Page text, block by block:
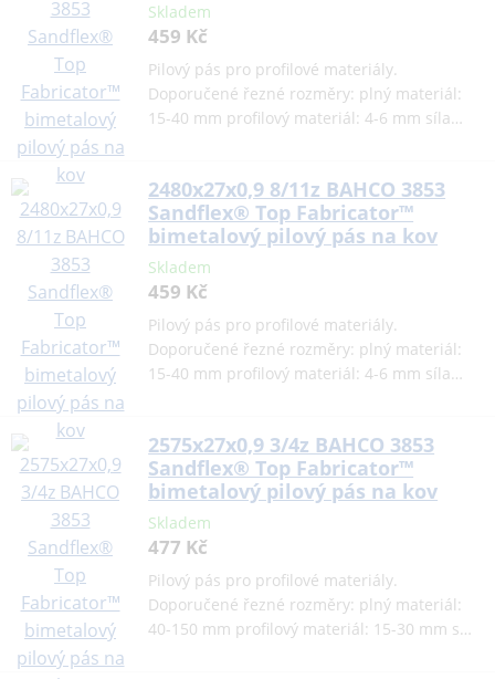
Skladem
459 Kč
Pilový pás pro profilové materiály.
Doporučené řezné rozměry: plný materiál:
15-40 mm profilový materiál: 4-6 mm síla…
2480x27x0,9 8/11z BAHCO 3853
Sandflex® Top Fabricator™
bimetalový pilový pás na kov
Skladem
459 Kč
Pilový pás pro profilové materiály.
Doporučené řezné rozměry: plný materiál:
15-40 mm profilový materiál: 4-6 mm síla…
2575x27x0,9 3/4z BAHCO 3853
Sandflex® Top Fabricator™
bimetalový pilový pás na kov
Skladem
477 Kč
Pilový pás pro profilové materiály.
Doporučené řezné rozměry: plný materiál:
40-150 mm profilový materiál: 15-30 mm s…